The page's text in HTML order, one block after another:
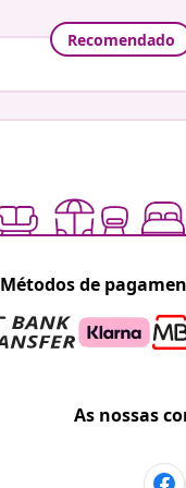
Recomendado
Métodos de
As nossas